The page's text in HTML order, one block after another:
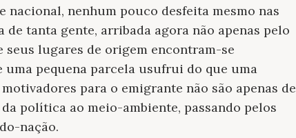
nenhum pouco desfeita mesmo nas
de tanta gente, arribada agora não apenas pelo
lugares de origem encontram-se
pequena parcela usufrui do que uma
para o emigrante não são apenas de
política ao meio-ambiente, passando pelos
nação.